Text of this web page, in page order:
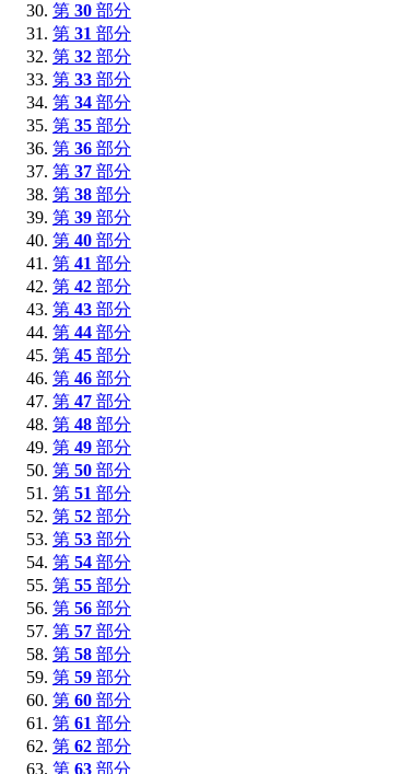
第 30 部分
第 31 部分
第 32 部分
第 33 部分
第 34 部分
第 35 部分
第 36 部分
第 37 部分
第 38 部分
第 39 部分
第 40 部分
第 41 部分
第 42 部分
第 43 部分
第 44 部分
第 45 部分
第 46 部分
第 47 部分
第 48 部分
第 49 部分
第 50 部分
第 51 部分
第 52 部分
第 53 部分
第 54 部分
第 55 部分
第 56 部分
第 57 部分
第 58 部分
第 59 部分
第 60 部分
第 61 部分
第 62 部分
第 63 部分